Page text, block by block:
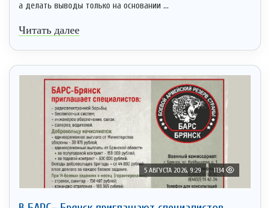
а делать выводы только на основании ...
Читать далее
5 АВГУСТА 2026, 9:29 1134